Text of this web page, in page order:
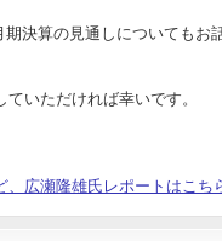
決算の見通しについてもお
いただければ幸いです。
、広瀬隆雄氏レポートはこち